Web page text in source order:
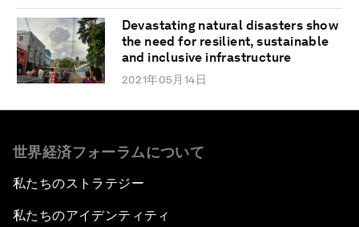
Devastating natural disasters show
the need for resilient, sustainable
and inclusive infrastructure
2021年05月14日
世界経済フォーラムについて
私たちのストラテジー
私たちのアイデンティティ